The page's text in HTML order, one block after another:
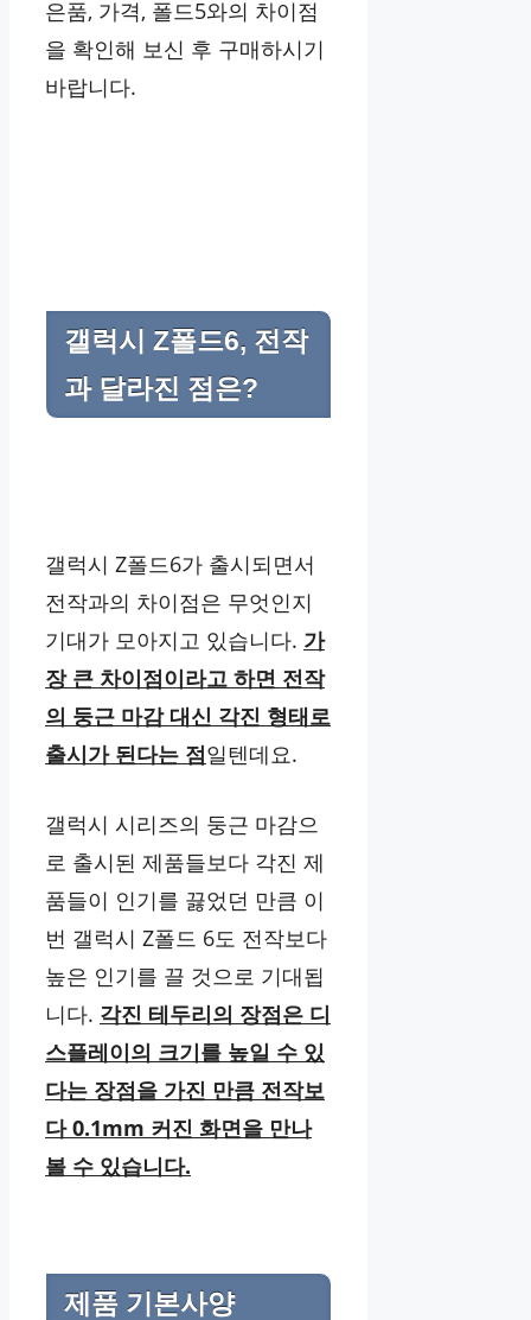
은품, 가격, 폴드5와의 차이점
을 확인해 보신 후 구매하시기
바랍니다.
갤럭시 Z폴드6, 전작
과 달라진 점은?
갤럭시 Z폴드6가 출시되면서
전작과의 차이점은 무엇인지
기대가 모아지고 있습니다. 가
장 큰 차이점이라고 하면 전작
의 둥근 마감 대신 각진 형태로
출시가 된다는 점일텐데요.
갤럭시 시리즈의 둥근 마감으
로 출시된 제품들보다 각진 제
품들이 인기를 끓었던 만큼 이
번 갤럭시 Z폴드 6도 전작보다
높은 인기를 끌 것으로 기대됩
니다. 각진 테두리의 장점은 디
스플레이의 크기를 높일 수 있
다는 장점을 가진 만큼 전작보
다 0.1mm 커진 화면을 만나
볼 수 있습니다.
제품 기본사양